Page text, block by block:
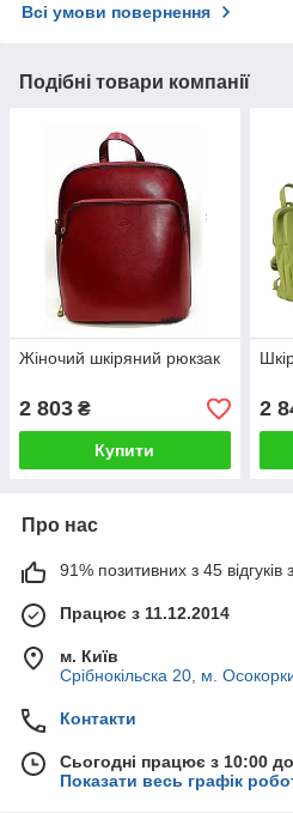
Всі умови повернення
Подібні товари компанії
Жіночий шкіряний рюкзак
2 803 ₴
Купити
2
Про нас
91% позитивних з 45 відгуків
Працює з 11.12.2014
м. Київ
Срібнокільска 20, м.
Контакти
Сьогодні працює з 10:00
Показати весь графік